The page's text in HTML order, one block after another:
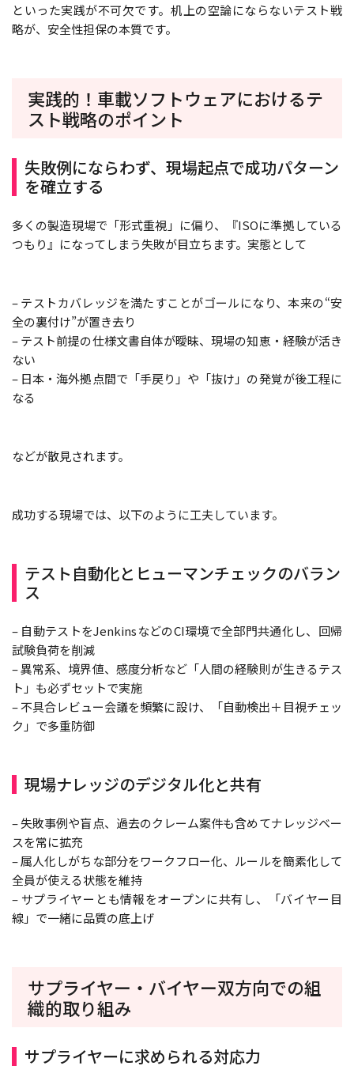
といった実践が不可欠です。机上の空論にならないテスト戦
略が、安全性担保の本質です。
実践的！車載ソフトウェアにおけるテ
スト戦略のポイント
失敗例にならわず、現場起点で成功パターン
を確立する
多くの製造現場で「形式重視」に偏り、『ISOに準拠している
つもり』になってしまう失敗が目立ちます。実態として
– テストカバレッジを満たすことがゴールになり、本来の“安
全の裏付け”が置き去り
– テスト前提の仕様文書自体が曖昧、現場の知恵・経験が活き
ない
– 日本・海外拠点間で「手戻り」や「抜け」の発覚が後工程に
なる
などが散見されます。
成功する現場では、以下のように工夫しています。
テスト自動化とヒューマンチェックのバラン
ス
– 自動テストをJenkinsなどのCI環境で全部門共通化し、回帰
試験負荷を削減
– 異常系、境界値、感度分析など「人間の経験則が生きるテス
ト」も必ずセットで実施
– 不具合レビュー会議を頻繁に設け、「自動検出＋目視チェッ
ク」で多重防御
現場ナレッジのデジタル化と共有
– 失敗事例や盲点、過去のクレーム案件も含めてナレッジベー
スを常に拡充
– 属人化しがちな部分をワークフロー化、ルールを簡素化して
全員が使える状態を維持
– サプライヤーとも情報をオープンに共有し、「バイヤー目
線」で一緒に品質の底上げ
サプライヤー・バイヤー双方向での組
織的取り組み
サプライヤーに求められる対応力